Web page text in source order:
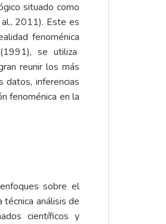
situado como
2011). Este es
fenoménica
se utiliza
reunir los más
datos, inferencias
fenoménica en la
sobre el
técnica análisis de
científicos y